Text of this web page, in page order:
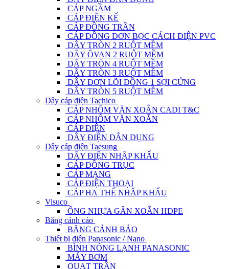
CÁP NGẦM
CÁP ĐIỆN KẾ
CÁP ĐỒNG TRẦN
CÁP ĐỒNG ĐƠN BỌC CÁCH ĐIỆN PVC
DÂY TRÒN 2 RUỘT MỀM
DÂY ÔVAN 2 RUỘT MỀM
DÂY TRÒN 4 RUỘT MỀM
DÂY TRÒN 3 RUỘT MỀM
DÂY ĐƠN LÕI ĐỒNG 1 SỢI CỨNG
DÂY TRÒN 5 RUỘT MỀM
Dây cáp điện Tachico
CÁP NHÔM VẶN XOẮN CADI T&C
CÁP NHÔM VẶN XOẮN
CÁP ĐIỆN
DÂY ĐIỆN DÂN DỤNG
Dây cáp điện Taesung
DÂY ĐIỆN NHẬP KHẨU
CÁP ĐỒNG TRỤC
CÁP MẠNG
CÁP ĐIỆN THOẠI
CÁP HẠ THẾ NHẬP KHẨU
Visuco
ỐNG NHỰA GÂN XOẮN HDPE
Băng cảnh cáo
BĂNG CẢNH BÁO
Thiết bị điện Panasonic / Nano
BÌNH NÓNG LẠNH PANASONIC
MÁY BƠM
QUẠT TRẦN